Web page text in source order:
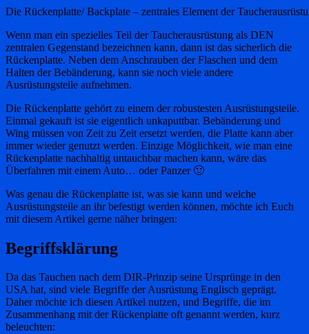
Die Rückenplatte/ Backplate – zentrales Element der
Wenn man ein spezielles Teil der Taucherausrüstung als DEN
zentralen Gegenstand bezeichnen kann, dann ist das sicherlich die
Rückenplatte. Neben dem Anschrauben der Flaschen und dem
Halten der Bebänderung, kann sie noch viele andere
Ausrüstungsteile aufnehmen.
Die Rückenplatte gehört zu einem der robustesten Ausrüstungsteile.
Einmal gekauft ist sie eigentlich unkaputtbar. Bebänderung und
Wing müssen von Zeit zu Zeit ersetzt werden, die Platte kann aber
immer wieder genutzt werden. Einzige Möglichkeit, wie man eine
Rückenplatte nachhaltig untauchbar machen kann, wäre das
Überfahren mit einem Auto… oder Panzer 🙂
Was genau die Rückenplatte ist, was sie kann und welche
Ausrüstungsteile an ihr befestigt werden können, möchte ich Euch
mit diesem Artikel gerne näher bringen:
Begriffsklärung
Da das Tauchen nach dem DIR-Prinzip seine Ursprünge in den
USA hat, sind viele Begriffe der Ausrüstung Englisch geprägt.
Daher möchte ich diesen Artikel nutzen, und Begriffe, die im
Zusammenhang mit der Rückenplatte oft genannt werden, kurz
beleuchten: